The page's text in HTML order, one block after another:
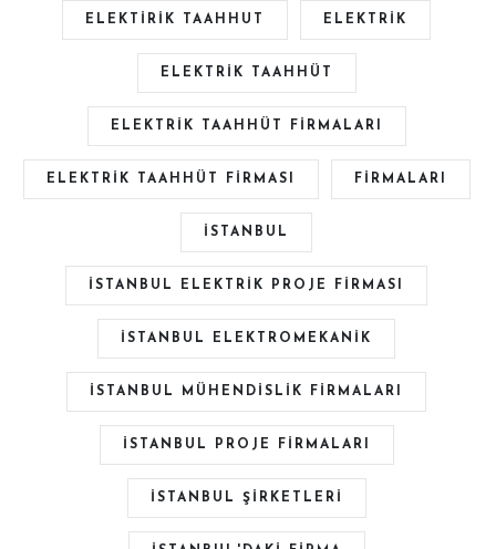
ELEKTIRIK TAAHHUT ELEKTRIK
ELEKTRIK TAAHHÜT
ELEKTRIK TAAHHÜT FIRMALARI
ELEKTRIK TAAHHÜT FIRMASI FIRMALARI
ISTANBUL
ISTANBUL ELEKTRIK PROJE FIRMASI
ISTANBUL ELEKTROMEKANIK
ISTANBUL MÜHENDISLIK FIRMALARI
ISTANBUL PROJE FIRMALARI
İSTANBUL ŞIRKETLERI